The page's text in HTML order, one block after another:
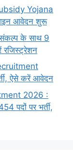
Yojana
आवेदन शुरू
संकल्प के साथ 9
रजिस्ट्रेशन
ऐसे करें आवेदन
2026 :
पदों पर भर्ती,